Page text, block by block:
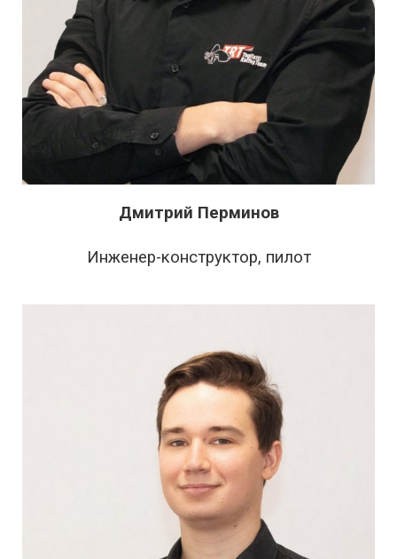
Дмитрий Перминов
Инженер-конструктор, пилот